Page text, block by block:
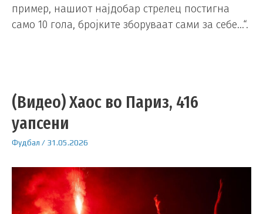
пример, нашиот најдобар стрелец постигна
само 10 гола, бројките зборуваат сами за себе…“.
(Видео) Хаос во Париз, 416
уапсени
Фудбал / 31.05.2026